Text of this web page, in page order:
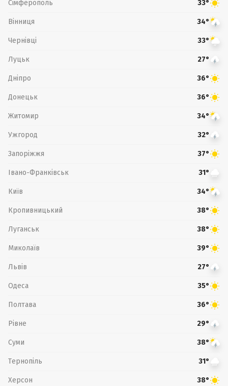
Сімферополь 33°
Вінниця 34°
Чернівці 33°
Луцьк 27°
Дніпро 36°
Донецьк 36°
Житомир 34°
Ужгород 32°
Запоріжжя 37°
Івано-Франківськ 31°
Київ 34°
Кропивницький 38°
Луганськ 38°
Миколаїв 39°
Львів 27°
Одеса 35°
Полтава 36°
Рівне 29°
Суми 38°
Тернопіль 31°
Херсон 38°